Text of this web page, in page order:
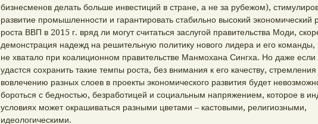
бизнесменов делать больше инвестиций в стране, а не за рубежом),
развитие промышленности и гарантировать стабильно высокий экономический
роста ВВП в 2015 г. вряд ли могут считаться заслугой правительства Моди,
демонстрация надежд на решительную политику нового лидера и его команды,
не хватало при коалиционном правительстве Манмохана Сингха. Но даже если
удастся сохранить такие темпы роста, без внимания к его качеству, стремления
вовлечению разных слоев в проекты экономического развития будет
бороться с бедностью, безработицей и социальным напряжением, которое в
условиях может окрашиваться разными цветами – кастовыми, религиозными,
идеологическими.